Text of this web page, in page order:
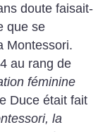
doute faisait-
que se
Montessori.
au rang de
féminine
Duce était fait
la